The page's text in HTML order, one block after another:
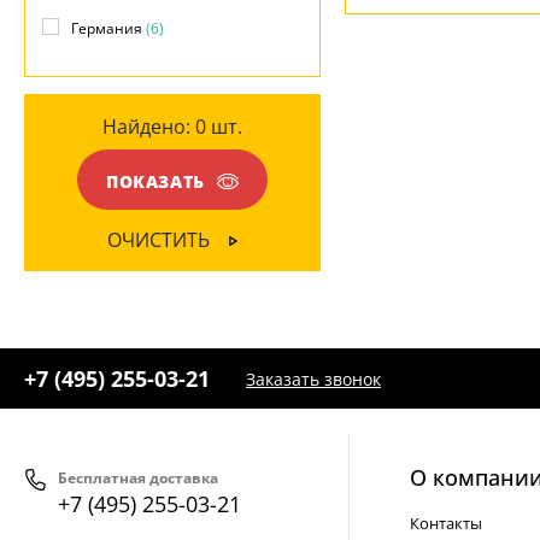
- бесплатная доставка
Металл
ЦВЕТ ПЛАФОНОВ
Коричневый(3)
Прозрачный(6)
Германия (6)
Найдено: 0 шт.
ПОКАЗАТЬ
ОЧИСТИТЬ
+7 (495) 255-03-21 Заказать звонок
Бесплатная доставка
+7 (495) 255-03-21
О
Контакты